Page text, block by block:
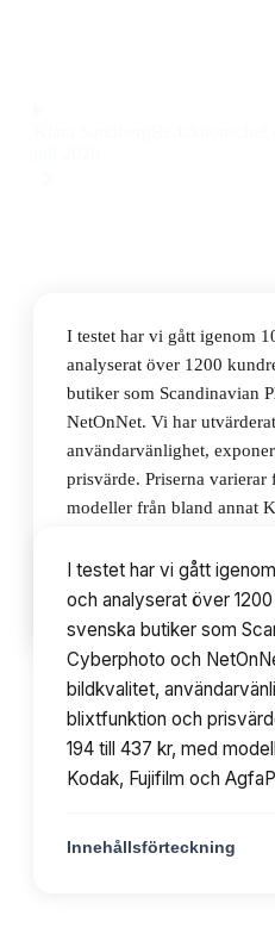
I testet har vi gått igenom
analyserat över 1200
butiker som Scandinavian
NetOnNet. Vi har
användarvänlighet,
prisvärde. Priserna
modeller från bland annat
Innehållsförteckning
I testet har vi gått
och analyserat över
svenska butiker som
Cyberphoto och
bildkvalitet,
blixtfunktion och
194 till 437 kr, med
Kodak, Fujifilm och
Innehållsförteckning